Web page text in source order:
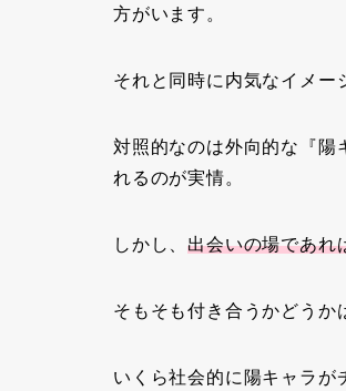
方がいます。
それと同時に内気なイメー
対照的なのは外向的な『陽
れるのが実情。
しかし、出会いの場であれ
そもそも付き合うかどうか
いくら社会的に陽キャラが